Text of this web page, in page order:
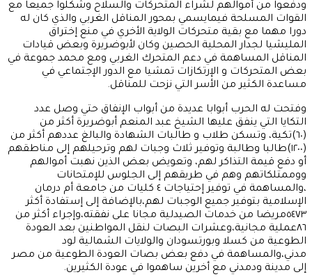
ودفعوا من أموالهم لشراء المتحركات والسلاح وشكلوا جميعا مع
القوات المسلحة فيمايسمي بمحور المناقل الغربي والذي كان له
دورا مهما مع بقية متحركات الولاية الأخري في منع إختراق
المليشيا لجدار المحلية الحصين وكان لأبوضريرة وبعض قيادات
المناقل المساهمة في دعم المتحرك الغربي ومع محمد جموعة في
بعض المتحركات و الإرتكازات تمشيا مع الدور الإجتماعي في
مساعدة الكثير من الأسر التي نزحت للمناقل.
وفتحت له الحرب أبوابا عديدة من أبواب الإنفاق حتي وصل عدد
التكايا التي ينفق عليها الشيخ عبد المنعم أبوضريرة أكثر من
(٦٠)تكية، وتسكن طلاب و طالبات الشهادة والبالغ عددهم أكثر من
(١٢٠٠)طالبا وطالبة وتوفير ثلاث وجبات لهم وترحيلهم إلى مناطقهم
أو دفع قيمة التذاكر لهم، وتعويض بعض الذين نهبت أموالهم
ووممتلكاتهم وهم في طريقهم إلى الجلوس للإمتحانات
،والمساهمة في توفير إحتياجات ٤ كليات من جامعة أم درمان
الإسلامية بتوفير جميع الوجبات لهم،بالإضافة إلى إستفادة أكثر
٥٤٧٣مريضا من خدمات الصيدلية مجانا على نفقته،وإجراء أكثر من
٨٦عملية مجانية،وعشرات البصات لنقل المواطنين بعد العودة
الطوعية من كسلا وبورتسودان والولايات الشمالية لود
مدني،والمساهمة في دفع بعض بصات العودة الطوعية من مصر
إلى مدينة ودمدني مع أخرين ساهموا في عودة الكثيرين.